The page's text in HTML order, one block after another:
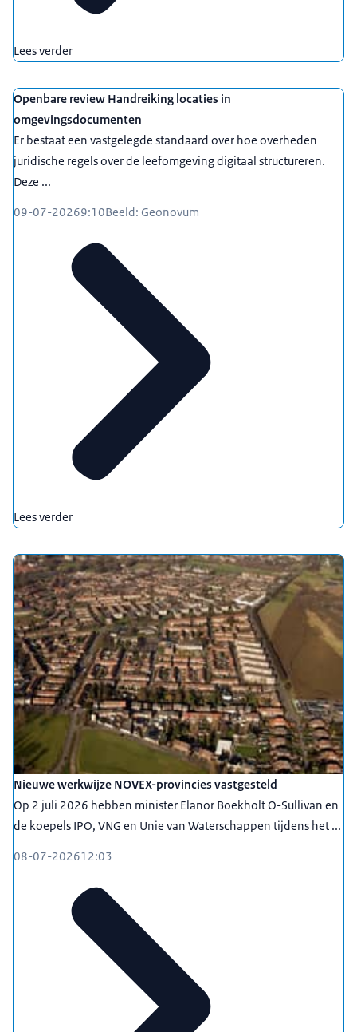
Lees verder
Openbare review Handreiking locaties in
omgevingsdocumenten
Er bestaat een vastgelegde standaard over hoe overheden
juridische regels over de leefomgeving digitaal structureren.
Deze ...
09-07-20269:10Beeld: Geonovum
Lees verder
Nieuwe werkwijze NOVEX-provincies vastgesteld
Op 2 juli 2026 hebben minister Elanor Boekholt O-Sullivan en
de koepels IPO, VNG en Unie van Waterschappen tijdens het ...
08-07-202612:03